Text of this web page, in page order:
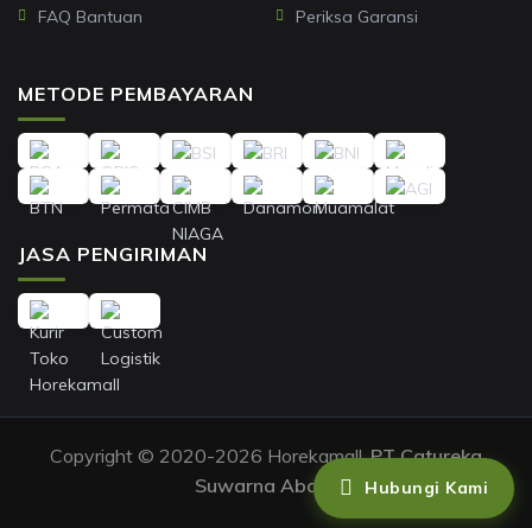
Hubungi Kami
FAQ Bantuan
Periksa Garansi
METODE PEMBAYARAN
JASA PENGIRIMAN
Copyright © 2020-2026 Horekamall,PT Catureka
Suwarna Abadi